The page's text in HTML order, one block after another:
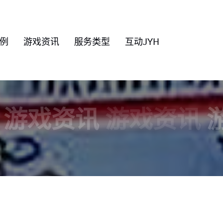
游戏资讯 服务类型 互动JYH
游戏资讯 游戏资讯